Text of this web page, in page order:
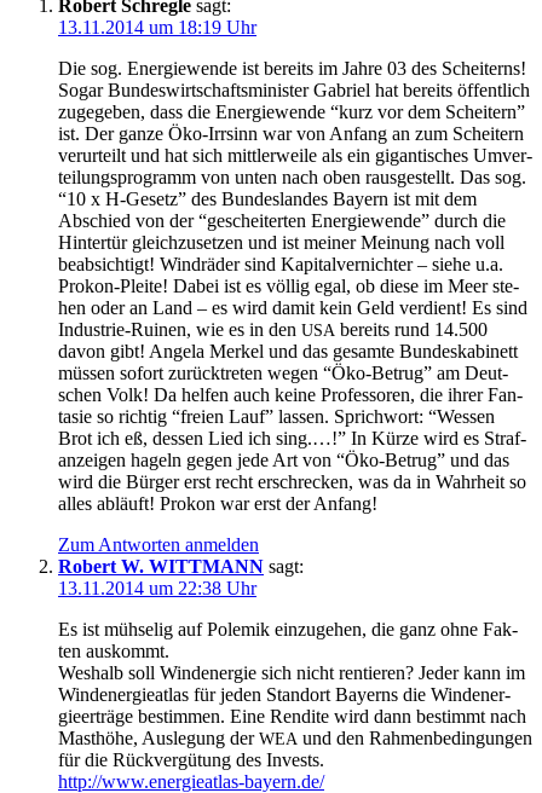
Robert Schregle sagt:
13.11.2014 um 18:19 Uhr
Die sog. Ener­gie­wen­de ist bereits im Jah­re 03 des Schei­terns!
Sogar Bun­des­wirt­schafts­mi­nis­ter Gabri­el hat bereits öffent­lich
zuge­ge­ben, dass die Ener­gie­wen­de “kurz vor dem Schei­tern”
ist. Der gan­ze Öko-Irr­sinn war von Anfang an zum Schei­tern
ver­ur­teilt und hat sich mitt­ler­wei­le als ein gigan­ti­sches Umver­
tei­lungs­pro­gramm von unten nach oben raus­ge­stellt. Das sog.
“10 x H‑Gesetz” des Bun­des­lan­des Bay­ern ist mit dem
Abschied von der “geschei­ter­ten Ener­gie­wen­de” durch die
Hin­ter­tür gleich­zu­set­zen und ist mei­ner Mei­nung nach voll
beab­sich­tigt! Wind­rä­der sind Kapi­tal­ver­nich­ter – sie­he u.a.
Pro­kon-Plei­te! Dabei ist es völ­lig egal, ob die­se im Meer ste­
hen oder an Land – es wird damit kein Geld ver­dient! Es sind
Indus­trie-Rui­nen, wie es in den USA bereits rund 14.500
davon gibt! Ange­la Mer­kel und das gesam­te Bun­des­ka­bi­nett
müs­sen sofort zurück­tre­ten wegen “Öko-Betrug” am Deut­
schen Volk! Da hel­fen auch kei­ne Pro­fes­so­ren, die ihrer Fan­
ta­sie so rich­tig “frei­en Lauf” las­sen. Sprich­wort: “Wes­sen
Brot ich eß, des­sen Lied ich sing.…!” In Kür­ze wird es Straf­
an­zei­gen hageln gegen jede Art von “Öko-Betrug” und das
wird die Bür­ger erst recht erschre­cken, was da in Wahr­heit so
alles abläuft! Pro­kon war erst der Anfang!
Zum Antworten anmelden
Robert W. WITTMANN sagt:
13.11.2014 um 22:38 Uhr
Es ist müh­se­lig auf Pole­mik ein­zu­ge­hen, die ganz ohne Fak­
ten auskommt.
Wes­halb soll Wind­ener­gie sich nicht ren­tie­ren? Jeder kann im
Wind­ener­gie­at­las für jeden Stand­ort Bay­erns die Wind­ener­
gie­er­trä­ge bestim­men. Eine Ren­di­te wird dann bestimmt nach
Mast­hö­he, Aus­le­gung derWEA und den Rah­men­be­din­gun­gen
für die Rück­ver­gü­tung des Invests.
http://www.energieatlas-bayern.de/